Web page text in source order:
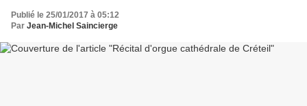
Publié le 25/01/2017 à 05:12
Par Jean-Michel Saincierge